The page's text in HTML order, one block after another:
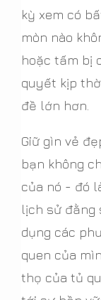
kỳ xem có
mòn nào
hoặc tấm bị
quyết kịp
đề lớn hơn.
Giữ gìn vẻ
bạn không
của nó - đó
lịch sử đằng
dụng các
quen của
thọ của tủ